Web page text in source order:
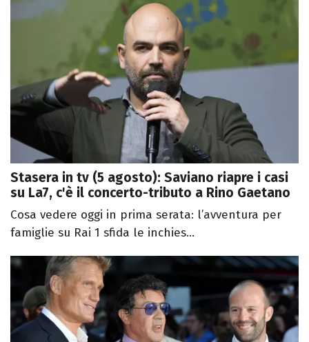
Stasera in tv (5 agosto): Saviano riapre i casi
su La7, c'è il concerto-tributo a Rino Gaetano
Cosa vedere oggi in prima serata: l’avventura per
famiglie su Rai 1 sfida le inchies...